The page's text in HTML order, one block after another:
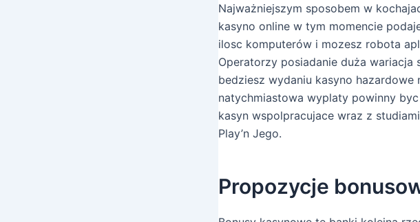
Najważniejszym sposobem w
kasyno online w tym momencie
ilosc komputerów i mozesz robota
Operatorzy posiadanie duża
bedziesz wydaniu kasyno hazardowe
natychmiastowa wyplaty powinny
kasyn wspolpracujace wraz z
Play’n Jego.
Propozycje